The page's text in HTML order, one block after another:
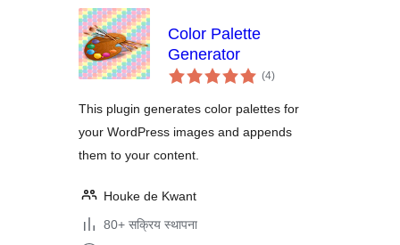
Color Palette
Generator
(4एकूण
मूल्यांकन
)
This plugin generates color palettes for
your WordPress images and appends
them to your content.
Houke de Kwant
80+ सक्रिय स्थापना